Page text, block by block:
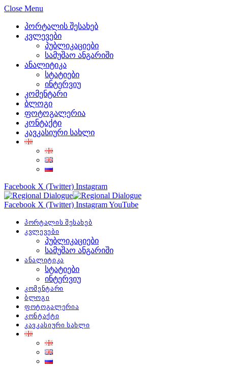
Close Menu
პორტალის შესახებ
კვლევები
პუბლიკაციები
სამუშაო ანგარიში
ანალიტიკა
სტატიები
ინტერვიუ
კომენტარი
ბლოგი
ფოტოგალერია
კონტაქტი
კავკასიური სახლი
Facebook X (Twitter) Instagram
Facebook X (Twitter) InstagramYouTube
პორტალის შესახებ
კვლევები
პუბლიკაციები
სამუშაო ანგარიში
ანალიტიკა
სტატიები
ინტერვიუ
კომენტარი
ბლოგი
ფოტოგალერია
კონტაქტი
კავკასიური სახლი